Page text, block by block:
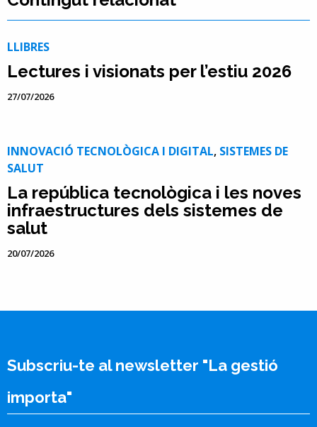
LLIBRES
Lectures i visionats per l’estiu 2026
27/07/2026
INNOVACIÓ TECNOLÒGICA I DIGITAL, SISTEMES DE
SALUT
La república tecnològica i les noves
infraestructures dels sistemes de
salut
20/07/2026
Subscriu-te al newsletter "La gestió
importa"